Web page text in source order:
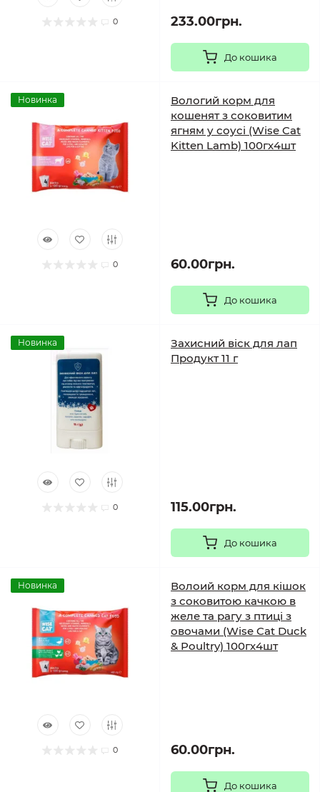
0 233.00грн.
До кошика
Новинка
0
Вологий корм для
кошенят з соковитим
ягням у соусі (Wise Cat
Kitten Lamb) 100гх4шт
60.00грн.
До кошика
Новинка
0
Захисний віск для лап
Продукт 11 г
115.00грн.
До кошика
Новинка
0
Волоий корм для кішок
з соковитою качкою в
желе та рагу з птиці з
овочами (Wise Cat Duck
& Poultry) 100гх4шт
60.00грн.
До кошика